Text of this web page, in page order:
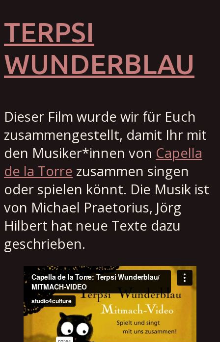
TERPSI
WUNDERBLAU
Dieser Film wurde wir für Euch
zusammengestellt, damit Ihr mit
den Musiker*innen von Capella
de la Torre zusammen singen
oder spielen könnt. Die Musik ist
von Michael Praetorius, Jörg
Hilbert hat neue Texte dazu
geschrieben.